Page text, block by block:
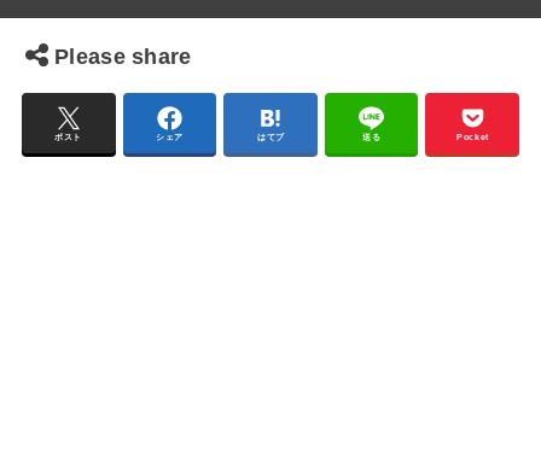
Please share
ポスト シェア はてブ 送る Pocket